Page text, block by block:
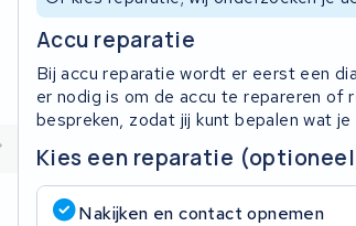
Accu reparatie
Bij accu reparatie wordt er eerst een
er nodig is om de accu te repareren of
bespreken, zodat jij kunt bepalen wat
Kies een reparatie
Nakijken en contact opnemen